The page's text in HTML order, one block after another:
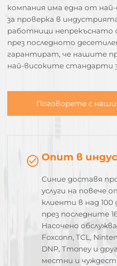
компания има една от
за проверка в
работници непрекъснато
през последното
гарантират, че нашите
най-високите стандарти
Поговорете с
Опит в
Синие доставя
услуги на повече
клиенти в над 100
през последните
Насочено
Foxconn, TCL,
DNP, Tmoney и
местни и